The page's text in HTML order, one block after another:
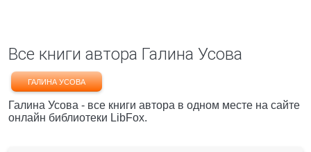
Все книги автора Галина Усова
ГАЛИНА УСОВА
Галина Усова - все книги автора в одном месте на сайте
онлайн библиотеки LibFox.